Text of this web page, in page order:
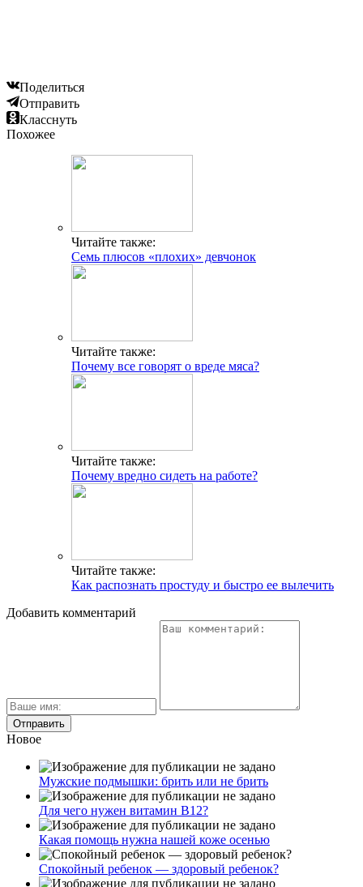
Поделиться
Отправить
Класснуть
Похожее
Читайте также:
Семь плюсов «плохих» девчонок
Читайте также:
Почему все говорят о вреде мяса?
Читайте также:
Почему вредно сидеть на работе?
Читайте также:
Как распознать простуду и быстро ее вылечить
Добавить комментарий
Новое
Мужские подмышки: брить или не брить
Для чего нужен витамин В12?
Какая помощь нужна нашей коже осенью
Спокойный ребенок — здоровый ребенок?